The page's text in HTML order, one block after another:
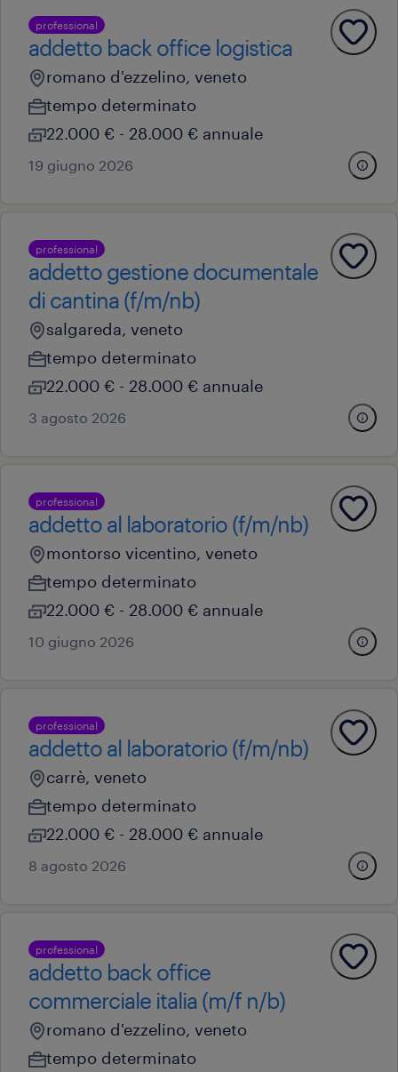
professional
addetto back office logistica
romano d'ezzelino, veneto
tempo determinato
22.000 € - 28.000 € annuale
19 giugno 2026
professional
addetto gestione documentale
di cantina (f/m/nb)
salgareda, veneto
tempo determinato
22.000 € - 28.000 € annuale
3 agosto 2026
professional
addetto al laboratorio (f/m/nb)
montorso vicentino, veneto
tempo determinato
22.000 € - 28.000 € annuale
10 giugno 2026
professional
addetto al laboratorio (f/m/nb)
carrè, veneto
tempo determinato
22.000 € - 28.000 € annuale
8 agosto 2026
professional
addetto back office
commerciale italia (m/f n/b)
romano d'ezzelino, veneto
tempo determinato